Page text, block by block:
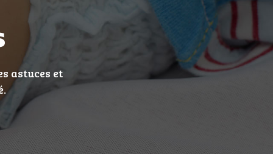
astuces et